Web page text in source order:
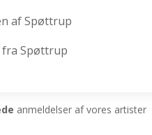
af Spøttrup
Spøttrup
anmeldelser af vores artister